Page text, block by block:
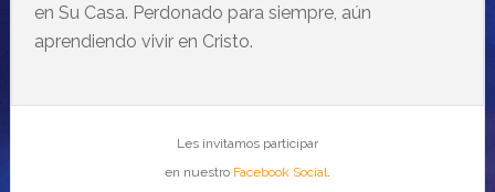
en Su Casa. Perdonado para siempre, aún
aprendiendo vivir en Cristo.
Les invitamos participar
en nuestro Facebook Social.